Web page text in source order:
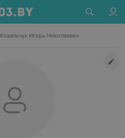
Ковальчук Игорь Николаевич